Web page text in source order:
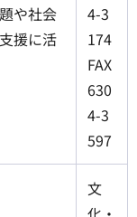
や社会
援に活
4-3
174
FAX
630
4-3
597
文